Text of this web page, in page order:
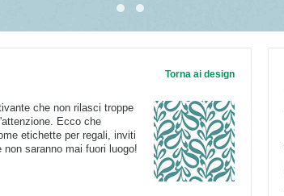
Torna ai design
che non rilasci troppe
Ecco che
etichette per regali, inviti
saranno mai fuori luogo!